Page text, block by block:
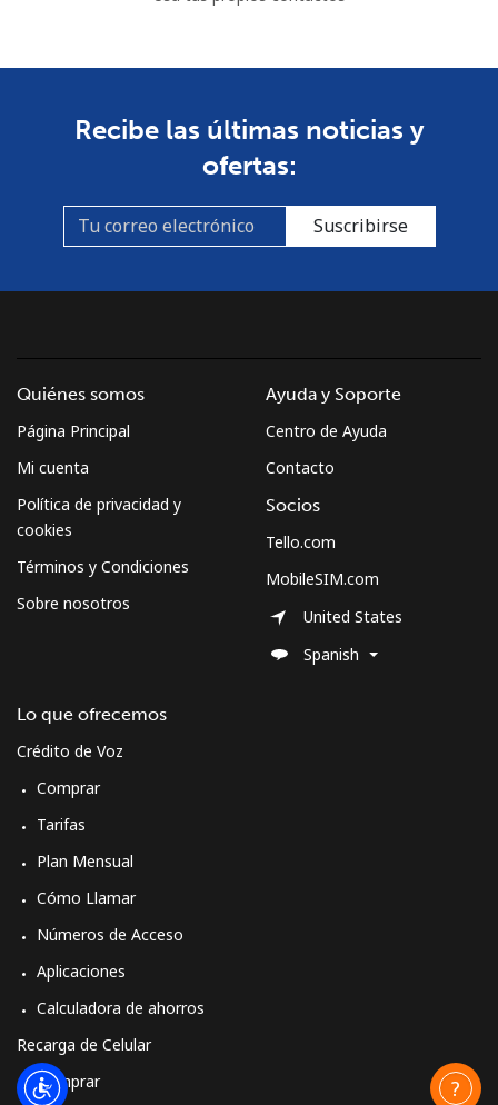
Recibe las últimas noticias y
ofertas:
Suscribirse
Quiénes somos
Página Principal
Mi cuenta
Política de privacidad y
cookies
Términos y Condiciones
Sobre nosotros
Lo que ofrecemos
Crédito de Voz
Comprar
Tarifas
Plan Mensual
Cómo Llamar
Números de Acceso
Aplicaciones
Calculadora de ahorros
Recarga de Celular
Comprar
Ayuda y Soporte
Centro de Ayuda
Contacto
Socios
Tello.com
MobileSIM.com
United States
Spanish